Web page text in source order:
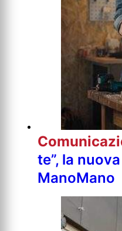
te”, la
ManoMano